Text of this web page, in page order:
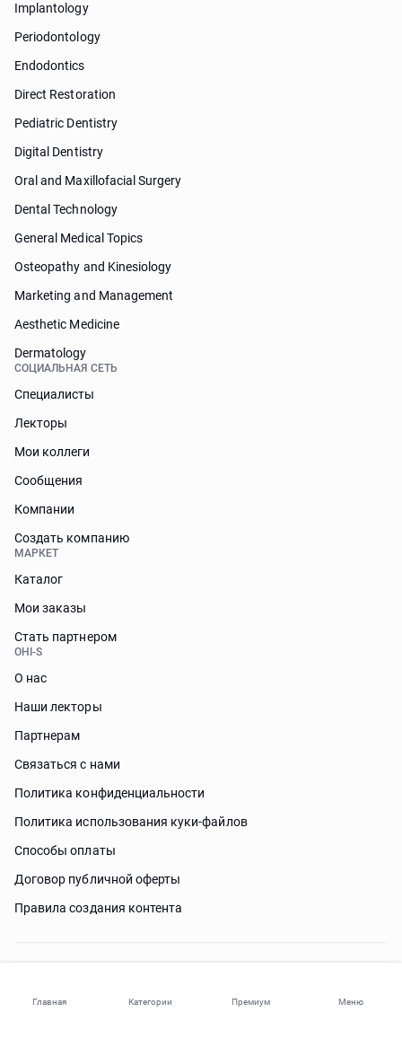
Главная Категории Премиум Меню
Implantology
Periodontology
Endodontics
Direct Restoration
Pediatric Dentistry
Digital Dentistry
Oral and Maxillofacial Surgery
Dental Technology
General Medical Topics
Osteopathy and Kinesiology
Marketing and Management
Aesthetic Medicine
Dermatology
СОЦИАЛЬНАЯ СЕТЬ
Специалисты
Лекторы
Мои коллеги
Сообщения
Компании
Создать компанию
МАРКЕТ
Каталог
Мои заказы
Стать партнером
OHI-S
О нас
Наши лекторы
Партнерам
Связаться с нами
Политика конфиденциальности
Политика использования куки-файлов
Способы оплаты
Договор публичной оферты
Правила создания контента
Нужна помощь?